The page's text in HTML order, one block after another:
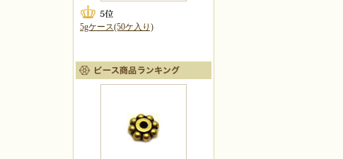
5gケース(50ケ入り)